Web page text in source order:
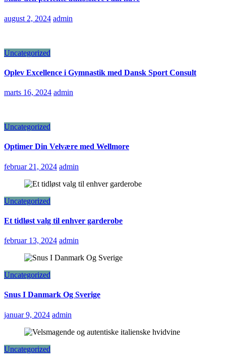
august 2, 2024 admin
Uncategorized
Oplev Excellence i Gymnastik med Dansk Sport Consult
marts 16, 2024 admin
Uncategorized
Optimer Din Velvære med Wellmore
februar 21, 2024 admin
Uncategorized
Et tidløst valg til enhver garderobe
februar 13, 2024 admin
Uncategorized
Snus I Danmark Og Sverige
januar 9, 2024 admin
Uncategorized